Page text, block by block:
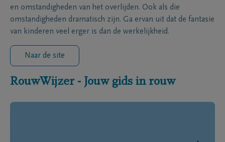
en omstandigheden van het overlijden. Ook als die
omstandigheden dramatisch zijn. Ga ervan uit dat de fantasie
van kinderen veel erger is dan de werkelijkheid.
Naar de site
RouwWijzer - Jouw gids in rouw